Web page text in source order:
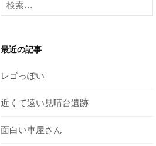
稿
索:
最近の記事
レゴっぽい
近くて遠い見晴台遺跡
面白い車屋さん